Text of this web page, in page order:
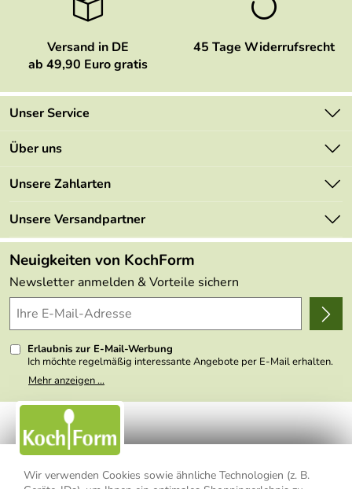
Wir verwenden Cookies sowie ähnliche Technologien (z. B.
Versand in DE
ab 49,90 Euro gratis
45 Tage Widerrufsrecht
Unser Service
Kontakt
Mehrwertsteuerfrei
Retourenportal
FAQs
Lieferbedingungen
Delivery Terms
Kundenlogin
Über uns
Marken
Angebote
Made in Germany
Themen
Wir über uns
Presse
Unsere Zahlarten
Unsere Versandpartner
Neuigkeiten von KochForm
Newsletter anmelden & Vorteile sichern
Erlaubnis zur E-Mail-Werbung
Ich möchte regelmäßig interessante Angebote per E-Mail erhalten.
Meine E-Mail-Adresse wird nicht an andere Unternehmen
weitergegeben. Zu statistischen Zwecken wird in anonymer Form
nicht erkennbar, welche konkrete Person geklickt hat. Diese
Einwilligung zur Nutzung meiner E-Mail- Adresse für Werbezwecke
kann ich jederzeit mit Wirkung für die Zukunft widerrufen, indem ich
den Link "Abmelden" am Ende des Newsletters anklicke oder die
Option Newsletter im Mitgliederbereich deaktiviere. Die
Datenschutzerklärung
habe ich zur Kenntnis genommen.
Mehr anzeigen ...